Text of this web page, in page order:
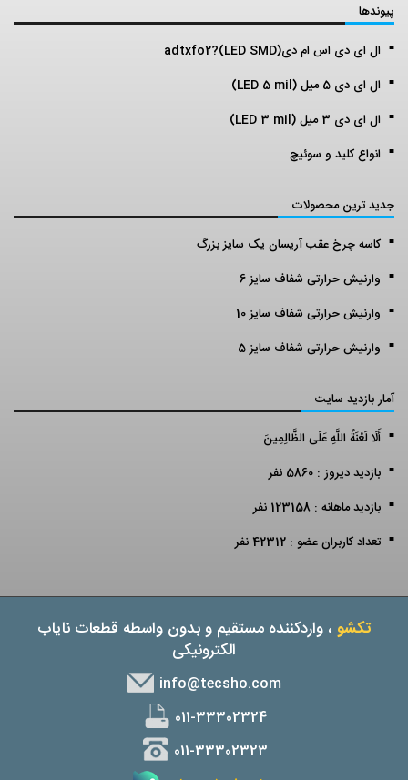
پیوندها
ال ای دی اس ام دی(LED SMD)?adtxfo2
ال ای دی 5 میل (LED 5 mil)
ال ای دی 3 میل (LED 3 mil)
انواع کلید و سوئیچ
جدید ترین محصولات
کاسه چرخ عقب آریسان یک سایز بزرگ
وارنیش حرارتی شفاف سایز 6
وارنیش حرارتی شفاف سایز 10
وارنیش حرارتی شفاف سایز 5
آمار بازدید سایت
أَلَا لَعْنَةُ اللَّهِ عَلَى الظَّالِمِينَ
بازدید دیروز : 5860 نفر
بازدید ماهانه : 123158 نفر
تعداد کاربران عضو : 42312 نفر
تکشو ، واردکننده مستقیم و بدون واسطه قطعات نایاب
الکترونیکی
info@tecsho.com
011-33302324
011-33302323